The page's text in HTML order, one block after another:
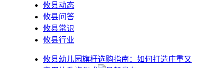
攸县动态
攸县问答
攸县常识
攸县行业
攸县幼儿园旗杆选购指南：如何打造庄重又